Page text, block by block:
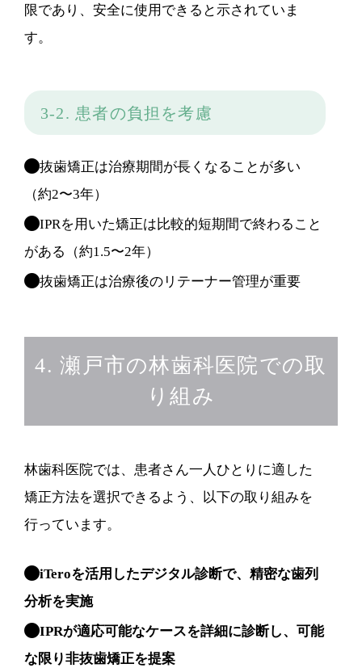
限であり、安全に使用できると示されていま
す。
3-2. 患者の負担を考慮
抜歯矯正は治療期間が長くなることが多い
（約2〜3年）
IPRを用いた矯正は比較的短期間で終わること
がある（約1.5〜2年）
抜歯矯正は治療後のリテーナー管理が重要
4. 瀬戸市の林歯科医院での取
り組み
林歯科医院では、患者さん一人ひとりに適した
矯正方法を選択できるよう、以下の取り組みを
行っています。
iTeroを活用したデジタル診断で、精密な歯列
分析を実施
IPRが適応可能なケースを詳細に診断し、可能
な限り非抜歯矯正を提案